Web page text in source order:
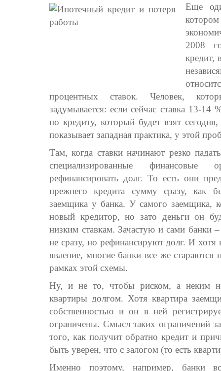
Еще
2008
кредит,
процентных ставок. Человек,
задумывается: если сейчас ставка 13-14
по кредиту, который будет взят
показывает западная практика, у этой
Там, когда ставки начинают резко
специализированные финансовые
рефинансировать долг. То есть они
прежнего кредита сумму сразу, как
заемщика у банка. У самого заемщика,
новый кредитор, но зато деньги он
низким ставкам. Зачастую и сами банки
не сразу, но рефинансируют долг. И хотя
явление, многие банки все же стараются
рамках этой схемы.
Ну, и не то, чтобы риском, а неким
квартиры долгом. Хотя квартира
собственностью и он в ней
ограничены. Смысл таких ограничений
того, как получит обратно кредит и
быть уверен, что с залогом (то есть
Именно поэтому, например, банки